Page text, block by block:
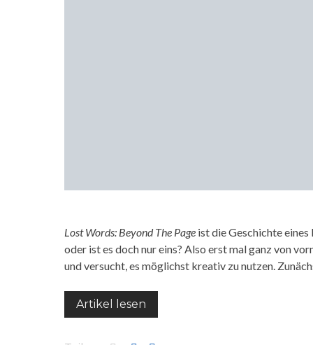
Lost Words: Beyond The Page ist die Geschichte eines
oder ist es doch nur eins? Also erst mal ganz von
und versucht, es möglichst kreativ zu nutzen.
Artikel lesen